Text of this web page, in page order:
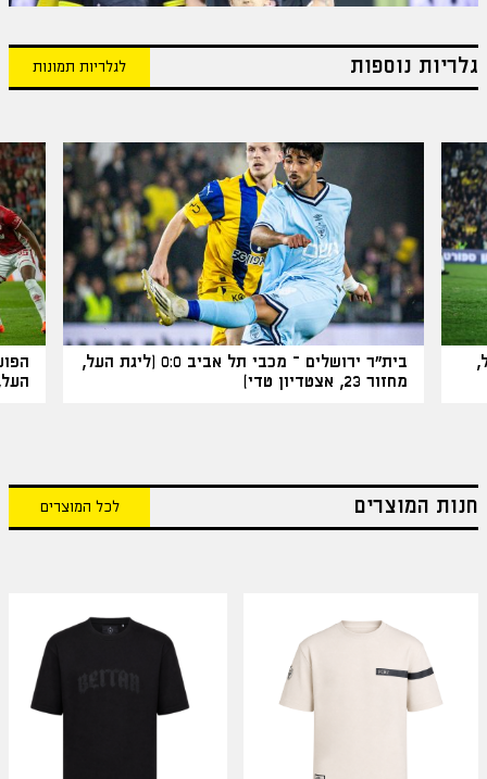
גלריות נוספות לגלריות תמונות
בית"ר ירושלים – מכבי תל אביב 0:0 (ליגת העל,
מחזור 23, אצטדיון טדי)
העל,
חנות המוצרים לכל המוצרים